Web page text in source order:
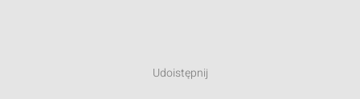
Udoistępnij